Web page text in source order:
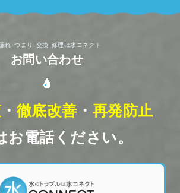
れ･つまり･交換･修理は水コネクト
お問い合わせ
・ 徹底改善 ・ 再発防止
お電話ください。